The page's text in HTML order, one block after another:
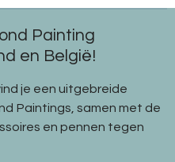
Painting
en België!
je een uitgebreide
Paintings, samen met de
en pennen tegen